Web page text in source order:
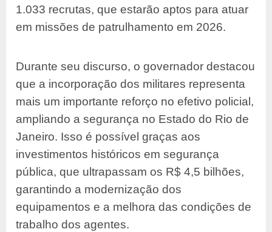
1.033 recrutas, que estarão aptos para atuar
em missões de patrulhamento em 2026.
Durante seu discurso, o governador destacou
que a incorporação dos militares representa
mais um importante reforço no efetivo policial,
ampliando a segurança no Estado do Rio de
Janeiro. Isso é possível graças aos
investimentos históricos em segurança
pública, que ultrapassam os R$ 4,5 bilhões,
garantindo a modernização dos
equipamentos e a melhora das condições de
trabalho dos agentes.